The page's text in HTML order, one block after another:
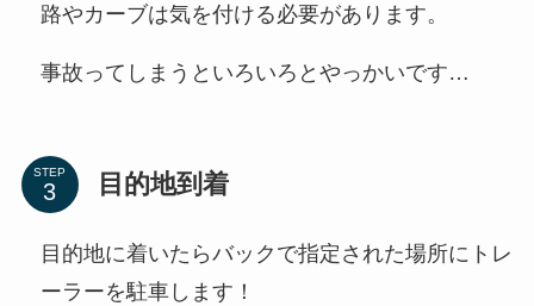
路やカーブは気を付ける必要があります。
事故ってしまうといろいろとやっかいです…
STEP 目的地到着
目的地に着いたらバックで指定された場所にトレ
ーラーを駐車します！